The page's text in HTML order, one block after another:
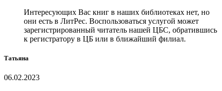
Интересующих Вас книг в наших библиотеках нет, но
они есть в ЛитРес. Воспользоваться услугой может
зарегистрированный читатель нашей ЦБС, обратившись
к регистратору в ЦБ или в ближайший филиал.
Татьяна
06.02.2023